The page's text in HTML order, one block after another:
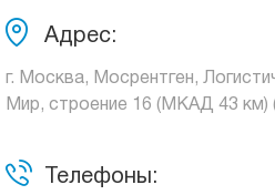
Адрес:
г. Москва, Мосрентген,
Мир, строение 16 (МКАД 43 км)
Телефоны: